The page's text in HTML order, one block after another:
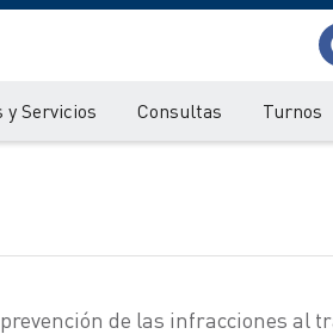
Servicios Consultas Turnos
de las infracciones al